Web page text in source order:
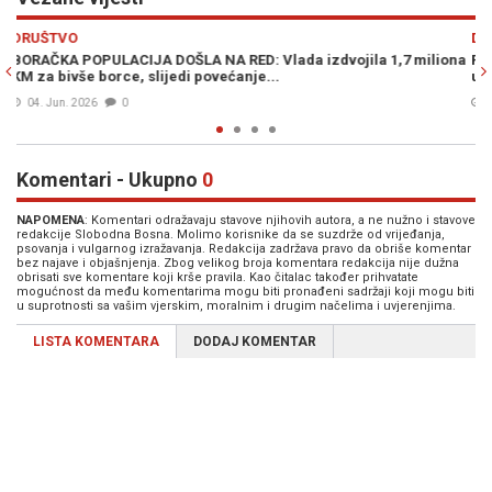
DRUŠTVO
POBUNA U SARAJEVU: Bivši borci najavljuju potpunu blokadu,
ukoliko ne stigne odgovor...
14. Apr. 2026
Previous
Komentari - Ukupno 0
NAPOMENA: Komentari odražavaju stavove njihovih autora, a ne nužno i stavove
redakcije Slobodna Bosna. Molimo korisnike da se suzdrže od vrijeđanja,
psovanja i vulgarnog izražavanja. Redakcija zadržava pravo da obriše komentar
bez najave i objašnjenja. Zbog velikog broja komentara redakcija nije dužna
obrisati sve komentare koji krše pravila. Kao čitalac također prihvatate
mogućnost da među komentarima mogu biti pronađeni sadržaji koji mogu biti
u suprotnosti sa vašim vjerskim, moralnim i drugim načelima i uvjerenjima.
LISTA KOMENTARA DODAJ KOMENTAR